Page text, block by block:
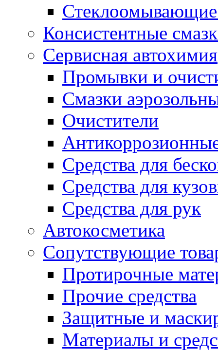
Консистентные
Сервисная автохимия
Промывки и
Смазки
Очистители
Средства для
Средства для
Средства для рук
Автокосметика
Сопутствующие
Протирочные
Прочие средства
Защитные и
Материалы и